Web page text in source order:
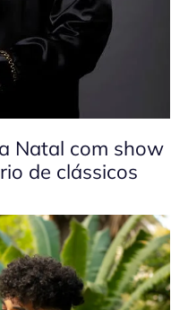
Natal com show
de clássicos